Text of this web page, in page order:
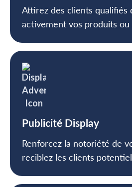
Attirez des clients qualifiés
activement vos produits ou
Publicité Display
Renforcez la notoriété de
reciblez les clients